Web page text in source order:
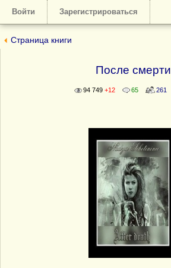
Войти Зарегистрироваться
Страница книги
После смерти
94 749 +12 65 261